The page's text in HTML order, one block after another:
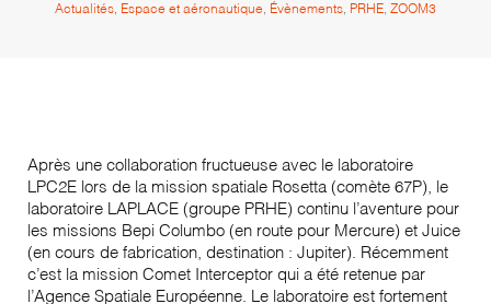
Actualités Espace et aéronautique Évènements PRHE ZOOM3
Après une collaboration fructueuse avec le laboratoire
LPC2E lors de la mission spatiale Rosetta (comète 67P), le
laboratoire LAPLACE (groupe PRHE) continu l’aventure pour
les missions Bepi Columbo (en route pour Mercure) et Juice
(en cours de fabrication, destination : Jupiter). Récemment
c’est la mission Comet Interceptor qui a été retenue par
l’Agence Spatiale Européenne. Le laboratoire est fortement